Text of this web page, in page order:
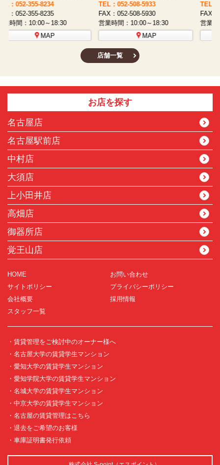
TEL：052-508-5933
FAX：052-508-5930
営業時間：10:00～18:30
TEL：052-481-0853
FAX：052-481-3587
営業時間：10:00～18:30
店舗一覧
お店を探す
名古屋店
名古屋駅前店
中村店
大須店
上小田井店
高畑店
御器所店
覚王山店
HOME
お問い合わせ
サイトポリシー
プライバシーポリシー
会社概要
採用情報
スタッフ一覧
・賃貸管理をご検討中のオーナー様へ
・名古屋大学の賃貸学生マンション
・愛知大学の賃貸学生マンション
・愛知学院大学の賃貸学生マンション
・名城大学の賃貸学生マンション
・中京大学の賃貸学生マンション
・名古屋の賃貸管理はこちら
・退去をご希望のお客様
・車庫証明書発行依頼